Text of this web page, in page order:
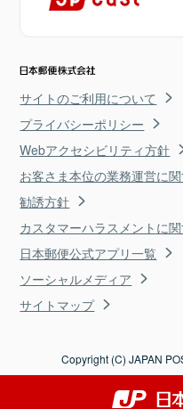
サイトのご利用について
プライバシーポリシー
Webアクセシビリティ方針
お客さま本位の業務運営に
勧誘方針
カスタマーハラスメントに
日本郵便公式アプリ一覧
ソーシャルメディア
サイトマップ
Copyright (C) JAPAN